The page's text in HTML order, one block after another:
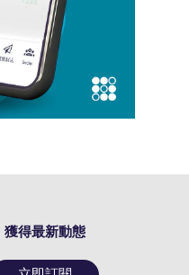
獲得最新動態